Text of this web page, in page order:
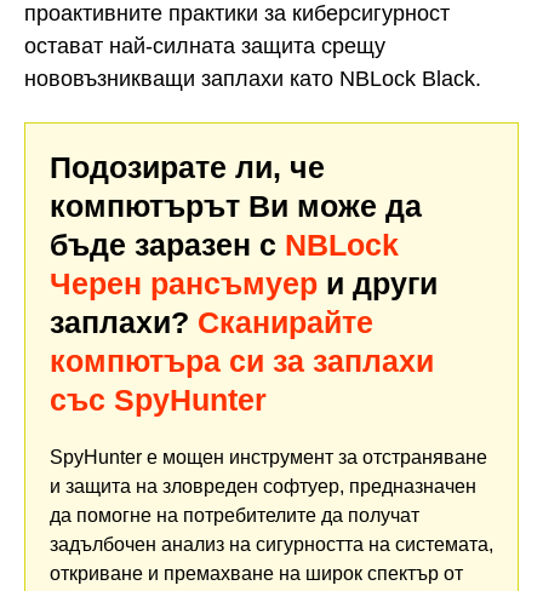
проактивните практики за киберсигурност
остават най-силната защита срещу
нововъзникващи заплахи като NBLock Black.
Подозирате ли, че
компютърът Ви може да
бъде заразен с NBLock
Черен рансъмуер и други
заплахи? Сканирайте
компютъра си за заплахи
със SpyHunter
SpyHunter е мощен инструмент за отстраняване
и защита на зловреден софтуер, предназначен
да помогне на потребителите да получат
задълбочен анализ на сигурността на системата,
откриване и премахване на широк спектър от